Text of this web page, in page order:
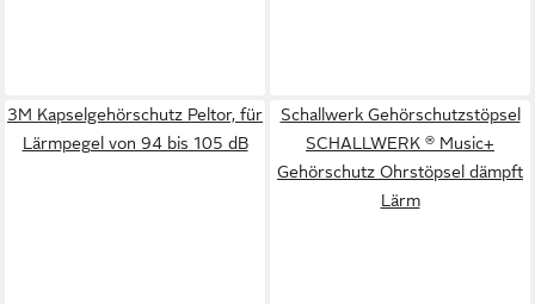
3M Kapselgehörschutz Peltor, für
Lärmpegel von 94 bis 105 dB
Schallwerk Gehörschutzstöpsel
SCHALLWERK ® Music+
Gehörschutz Ohrstöpsel dämpft
Lärm